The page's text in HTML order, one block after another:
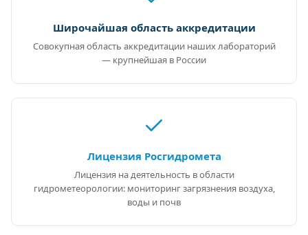
Широчайшая область аккредитации
Совокупная область аккредитации наших лабораторий
— крупнейшая в России
Лицензия Росгидромета
Лицензия на деятельность в области
гидрометеорологии: мониторинг загрязнения воздуха,
воды и почв